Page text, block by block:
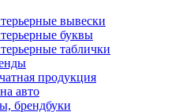
вывески
буквы
таблички
продукция
авто
брендбуки